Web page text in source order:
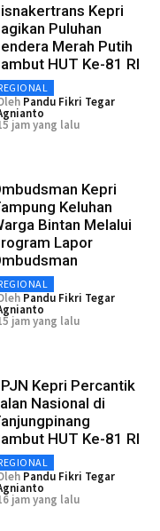
Kepri
Puluhan
Merah Putih
HUT Ke-81 RI
Pandu Fikri Tegar
jam yang lalu
Kepri
Keluhan
Bintan Melalui
Lapor
Pandu Fikri Tegar
jam yang lalu
Kepri Percantik
Nasional di
HUT Ke-81 RI
Pandu Fikri Tegar
jam yang lalu